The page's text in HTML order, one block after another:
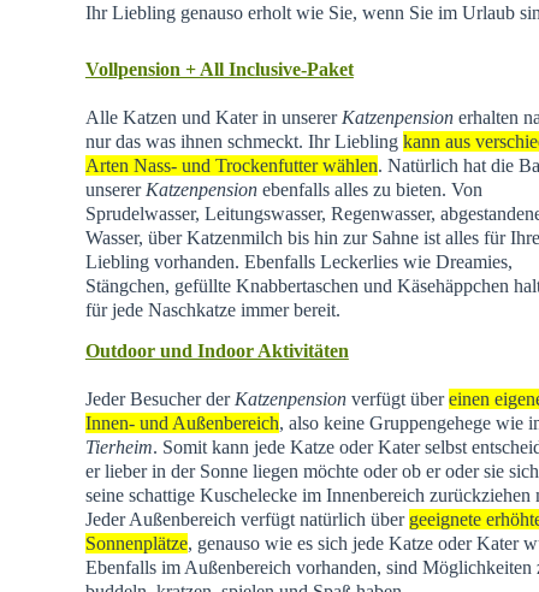
Ihr Liebling genauso erholt wie Sie, wenn Sie im Urlaub
Vollpension + All Inclusive-Paket
Alle Katzen und Kater in unserer Katzenpensionerhalten
nur das was ihnen schmeckt. Ihr Liebling kann aus
Arten Nass- und Trockenfutter wählen. Natürlich hat die
unserer Katzenpensionebenfalls alles zu bieten. Von
Sprudelwasser, Leitungswasser, Regenwasser,
Wasser, über Katzenmilch bis hin zur Sahne ist alles für
Liebling vorhanden. Ebenfalls Leckerlies wie Dreamies,
Stängchen, gefüllte Knabbertaschen und Käsehäppchen
für jede Naschkatze immer bereit.
Outdoor und Indoor Aktivitäten
Jeder Besucher der Katzenpensionverfügt übereinen
Innen- und Außenbereich, also keine Gruppengehege wie
Tierheim. Somit kann jede Katze oder Kater selbst
er lieber in der Sonne liegen möchte oder ob er oder sie
seine schattige Kuschelecke im Innenbereich zurückziehen
Jeder Außenbereich verfügt natürlich über geeignete
Sonnenplätze, genauso wie es sich jede Katze oder Kater
Ebenfalls im Außenbereich vorhanden, sind Möglichkeiten